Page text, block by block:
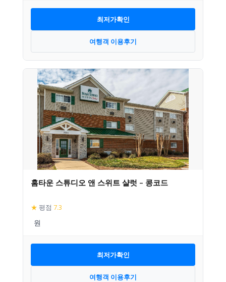
최저가확인
여행객 이용후기
홈타운 스튜디오 앤 스위트 샬럿 – 콩코드
★ 평점 7.3
최저가확인
여행객 이용후기